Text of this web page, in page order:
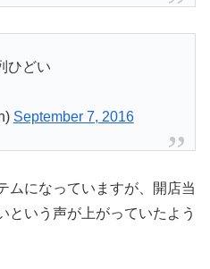
ひどい
September 7, 2016
ムになっていますが、開店当
という声が上がっていたよう